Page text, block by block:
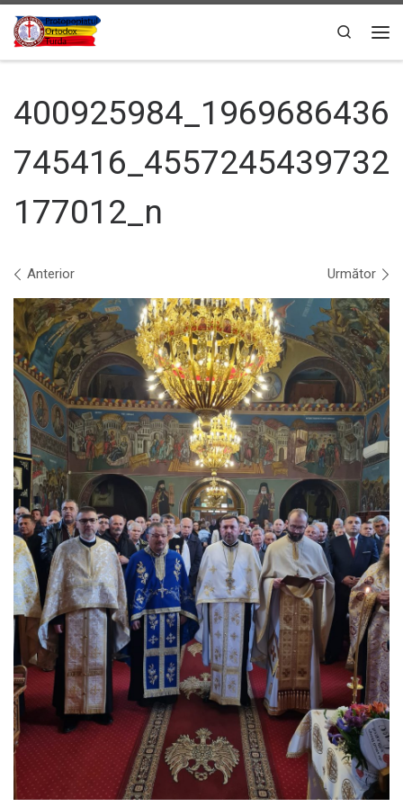
Sari la conținut
Search
400925984_1969686436
745416_4557245439732
177012_n
Navigare în imagini
Anterior Următor